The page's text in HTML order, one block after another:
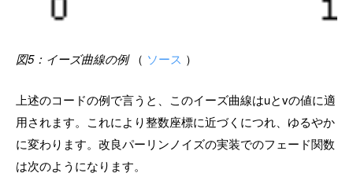
図5：イーズ曲線の例（ ソース ）
上述のコードの例で言うと、このイーズ曲線はuとvの値に適
用されます。これにより整数座標に近づくにつれ、ゆるやか
に変わります。改良パーリンノイズの実装でのフェード関数
は次のようになります。